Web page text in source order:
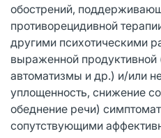
обострений,
противорецидивной
другими психотическими
выраженной продуктивной
автоматизмы и др.) и/или
уплощенность, снижение
обеднение речи)
сопутствующими